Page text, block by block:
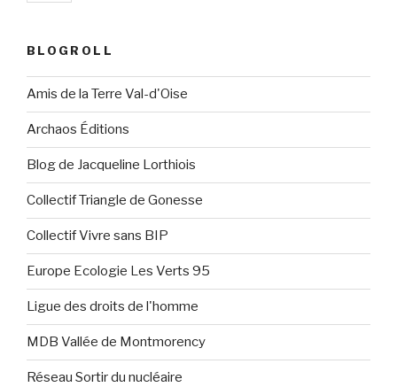
BLOGROLL
Amis de la Terre Val-d'Oise
Archaos Éditions
Blog de Jacqueline Lorthiois
Collectif Triangle de Gonesse
Collectif Vivre sans BIP
Europe Ecologie Les Verts 95
Ligue des droits de l'homme
MDB Vallée de Montmorency
Réseau Sortir du nucléaire